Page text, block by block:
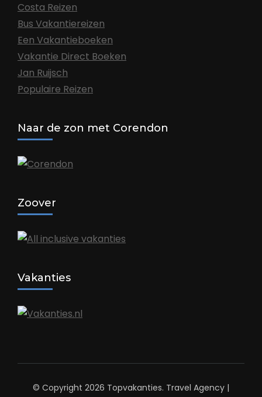
Costa Reizen
Bus Vakantiereizen
Een Vakantieboeken
Vakantie Direct Boeken
Jan Ruijsch
Populaire Reizen
Naar de zon met Corendon
Zoover
Vakanties
© Copyright 2026 Topvakanties. Travel Agency |